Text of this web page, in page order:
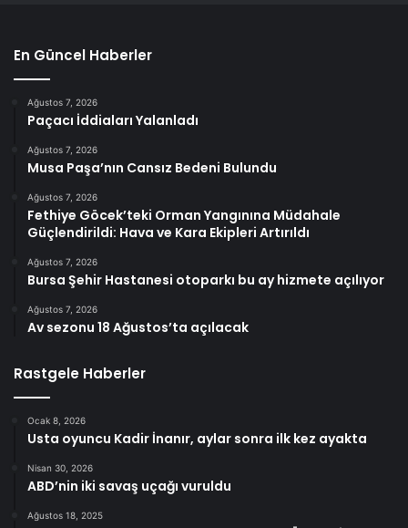
En Güncel Haberler
Ağustos 7, 2026
Paçacı İddiaları Yalanladı
Ağustos 7, 2026
Musa Paşa’nın Cansız Bedeni Bulundu
Ağustos 7, 2026
Fethiye Göcek’teki Orman Yangınına Müdahale
Güçlendirildi: Hava ve Kara Ekipleri Artırıldı
Ağustos 7, 2026
Bursa Şehir Hastanesi otoparkı bu ay hizmete açılıyor
Ağustos 7, 2026
Av sezonu 18 Ağustos’ta açılacak
Rastgele Haberler
Ocak 8, 2026
Usta oyuncu Kadir İnanır, aylar sonra ilk kez ayakta
Nisan 30, 2026
ABD’nin iki savaş uçağı vuruldu
Ağustos 18, 2025